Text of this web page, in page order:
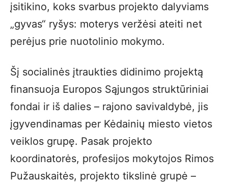
įsitikino, koks svarbus projekto dalyviams
„gyvas“ ryšys: moterys veržėsi ateiti net
perėjus prie nuotolinio mokymo.
Šį socialinės įtraukties didinimo projektą
finansuoja Europos Sąjungos struktūriniai
fondai ir iš dalies – rajono savivaldybė, jis
įgyvendinamas per Kėdainių miesto vietos
veiklos grupę. Pasak projekto
koordinatorės, profesijos mokytojos Rimos
Pužauskaitės, projekto tikslinė grupė –